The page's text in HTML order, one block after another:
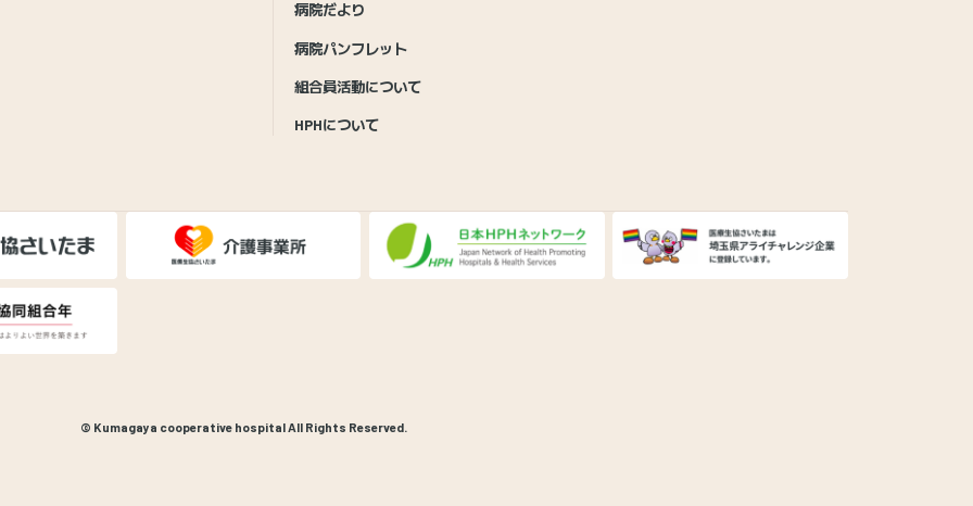
病院だより
病院パンフレット
組合員活動について
HPHについて
© Kumagaya cooperative hospital All Rights Reserved.